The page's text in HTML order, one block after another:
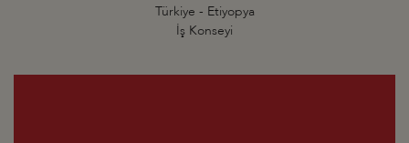
Türkiye - Etiyopya
İş Konseyi